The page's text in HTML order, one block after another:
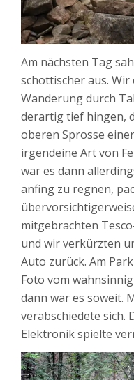
Am nächsten Tag
schottischer aus.
Wanderung durch
derartig tief hingen,
oberen Sprosse
irgendeine Art von
war es dann
anfing zu regnen,
mitgebrachten
und wir verkürzten
Auto zurück. Am
Foto vom
dann war es soweit.
verabschiedete sich.
Elektronik spielte